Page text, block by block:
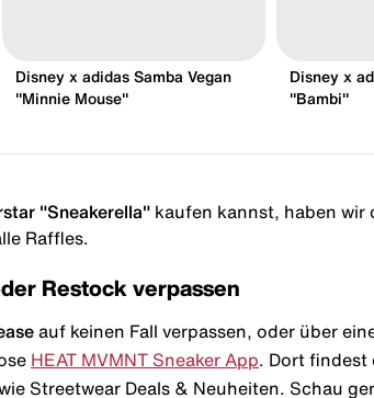
Disney x adidas Samba Vegan
"Minnie Mouse"
Disney x
"Bambi"
"Sneakerella" kaufen kannst, haben wir
Raffles.
Restock verpassen
auf keinen Fall verpassen, oder über
HEAT MVMNT Sneaker App . Dort
Streetwear Deals & Neuheiten. Schau